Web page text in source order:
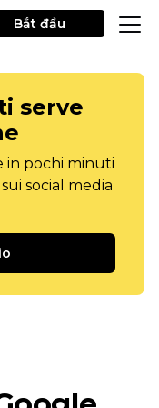
Bắt đầu
serve
in pochi minuti
social media